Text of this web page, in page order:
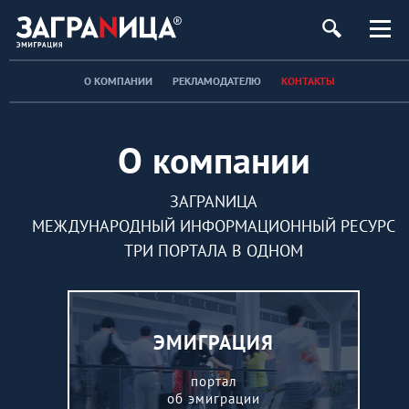
О КОМПАНИИ РЕКЛАМОДАТЕЛЮ КОНТАКТЫ
О компании
ЗАГРАNИЦА
МЕЖДУНАРОДНЫЙ ИНФОРМАЦИОННЫЙ РЕСУРС
ТРИ ПОРТАЛА В ОДНОМ
ЭМИГРАЦИЯ
портал
об эмиграции